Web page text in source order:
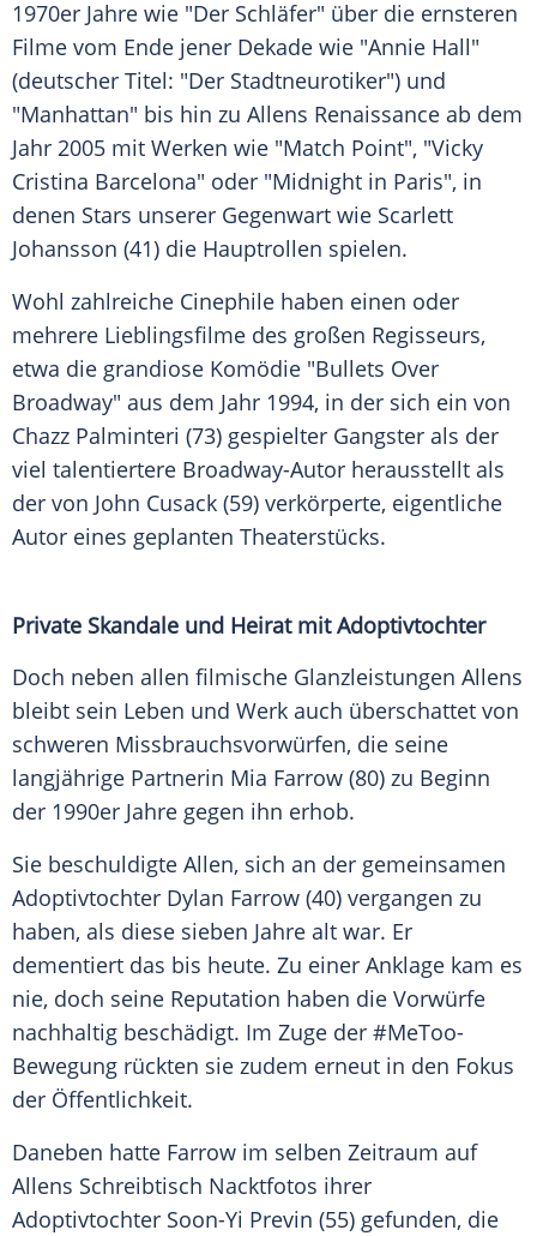
1970er Jahre wie "Der Schläfer" über die ernsteren
Filme vom Ende jener Dekade wie "Annie Hall"
(deutscher Titel: "Der Stadtneurotiker") und
"Manhattan" bis hin zu Allens Renaissance ab dem
Jahr 2005 mit Werken wie "Match Point", "Vicky
Cristina Barcelona" oder "Midnight in Paris", in
denen Stars unserer Gegenwart wie Scarlett
Johansson (41) die Hauptrollen spielen.
Wohl zahlreiche Cinephile haben einen oder
mehrere Lieblingsfilme des großen Regisseurs,
etwa die grandiose Komödie "Bullets Over
Broadway" aus dem Jahr 1994, in der sich ein von
Chazz Palminteri (73) gespielter Gangster als der
viel talentiertere Broadway-Autor herausstellt als
der von John Cusack (59) verkörperte, eigentliche
Autor eines geplanten Theaterstücks.
Private Skandale und Heirat mit Adoptivtochter
Doch neben allen filmische Glanzleistungen Allens
bleibt sein Leben und Werk auch überschattet von
schweren Missbrauchsvorwürfen, die seine
langjährige Partnerin Mia Farrow (80) zu Beginn
der 1990er Jahre gegen ihn erhob.
Sie beschuldigte Allen, sich an der gemeinsamen
Adoptivtochter Dylan Farrow (40) vergangen zu
haben, als diese sieben Jahre alt war. Er
dementiert das bis heute. Zu einer Anklage kam es
nie, doch seine Reputation haben die Vorwürfe
nachhaltig beschädigt. Im Zuge der #MeToo-
Bewegung rückten sie zudem erneut in den Fokus
der Öffentlichkeit.
Daneben hatte Farrow im selben Zeitraum auf
Allens Schreibtisch Nacktfotos ihrer
Adoptivtochter Soon-Yi Previn (55) gefunden, die